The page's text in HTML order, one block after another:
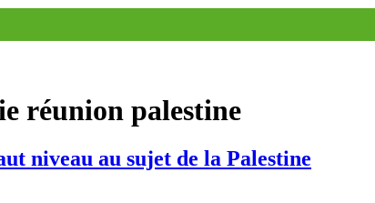
réunion palestine
niveau au sujet de la Palestine